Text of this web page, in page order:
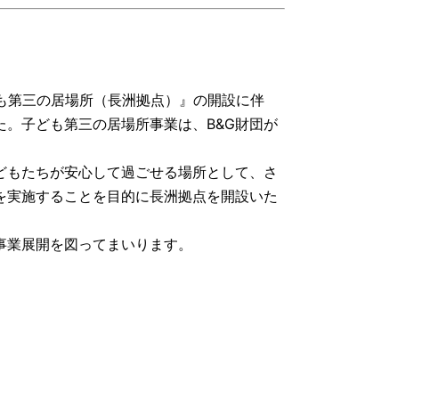
三の居場所（長洲拠点）』の開設に伴
子ども第三の居場所事業は、B&G財団が
たちが安心して過ごせる場所として、さ
施することを目的に長洲拠点を開設いた
展開を図ってまいります。